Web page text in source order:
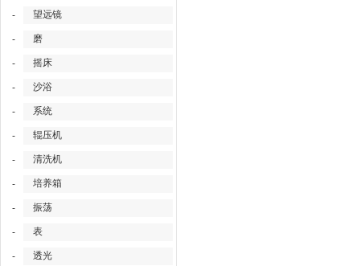
- 望远镜
- 磨
- 摇床
- 沙浴
- 系统
- 辊压机
- 清洗机
- 培养箱
- 振荡
- 表
- 透光